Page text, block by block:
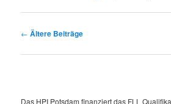
Beitragsnavigation
← Ältere Beiträge
Das HPI Potsdam finanziert das FLL